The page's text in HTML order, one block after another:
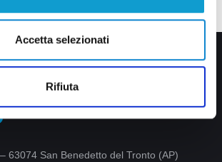
Accetta selezionati
Rifiuta
63074 San Benedetto del Tronto (AP)